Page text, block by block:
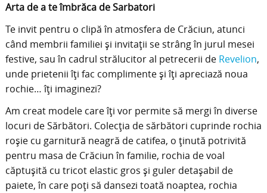
Arta de a te îmbrăca de Sarbatori
Te invit pentru o clipă în atmosfera de Crăciun, atunci
când membrii familiei și invitații se strâng în jurul mesei
festive, sau în cadrul strălucitor al petrecerii de Revelion,
unde prietenii îți fac complimente și îți apreciază noua
rochie… îți imaginezi?
Am creat modele care îți vor permite să mergi în diverse
locuri de Sărbători. Colecția de sărbători cuprinde rochia
roșie cu garnitură neagră de catifea, o ținută potrivită
pentru masa de Crăciun în familie, rochia de voal
căptușită cu tricot elastic gros și guler detașabil de
paiete, în care poți să dansezi toată noaptea, rochia